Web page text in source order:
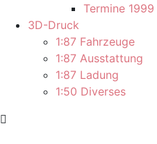
Termine 1999
3D-Druck
1:87 Fahrzeuge
1:87 Ausstattung
1:87 Ladung
1:50 Diverses